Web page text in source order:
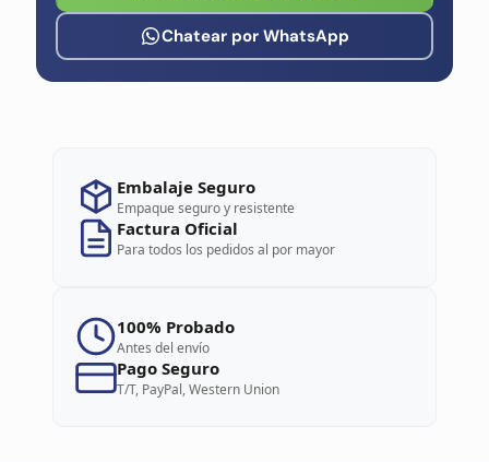
Chatear por WhatsApp
Embalaje Seguro
Empaque seguro y resistente
Factura Oficial
Para todos los pedidos al por mayor
100% Probado
Antes del envío
Pago Seguro
T/T, PayPal, Western Union